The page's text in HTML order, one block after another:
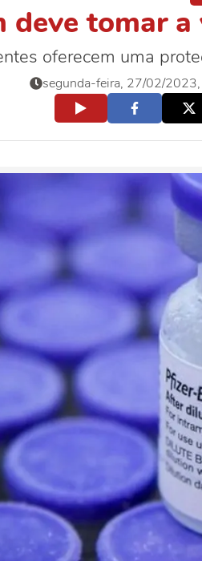
deve tomar
oferecem uma
segunda-feira, 27/02/